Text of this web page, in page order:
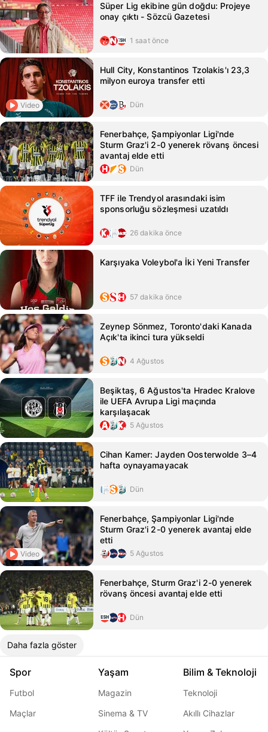
Süper Lig ekibine gün doğdu: Projeye
onay çıktı - Sözcü Gazetesi
1 saat önce
Video
Hull City, Konstantinos Tzolakis'ı 23,3
milyon euroya transfer etti
Dün
Fenerbahçe, Şampiyonlar Ligi'nde
Sturm Graz'i 2-0 yenerek rövanş öncesi
avantaj elde etti
Dün
TFF ile Trendyol arasındaki isim
sponsorluğu sözleşmesi uzatıldı
26 dakika önce
Karşıyaka Voleybol'a İki Yeni Transfer
57 dakika önce
Zeynep Sönmez, Toronto'daki Kanada
Açık'ta ikinci tura yükseldi
4 Ağustos
Beşiktaş, 6 Ağustos'ta Hradec Kralove
ile UEFA Avrupa Ligi maçında
karşılaşacak
5 Ağustos
Cihan Kamer: Jayden Oosterwolde 3–4
hafta oynayamayacak
Dün
Video
Fenerbahçe, Şampiyonlar Ligi'nde
Sturm Graz'i 2-0 yenerek avantaj elde
etti
5 Ağustos
Fenerbahçe, Sturm Graz'i 2-0 yenerek
rövanş öncesi avantaj elde etti
Dün
Daha fazla göster
Spor
Futbol
Maçlar
Yaşam
Magazin
Sinema & TV
Bilim & Teknoloji
Teknoloji
Akıllı Cihazlar